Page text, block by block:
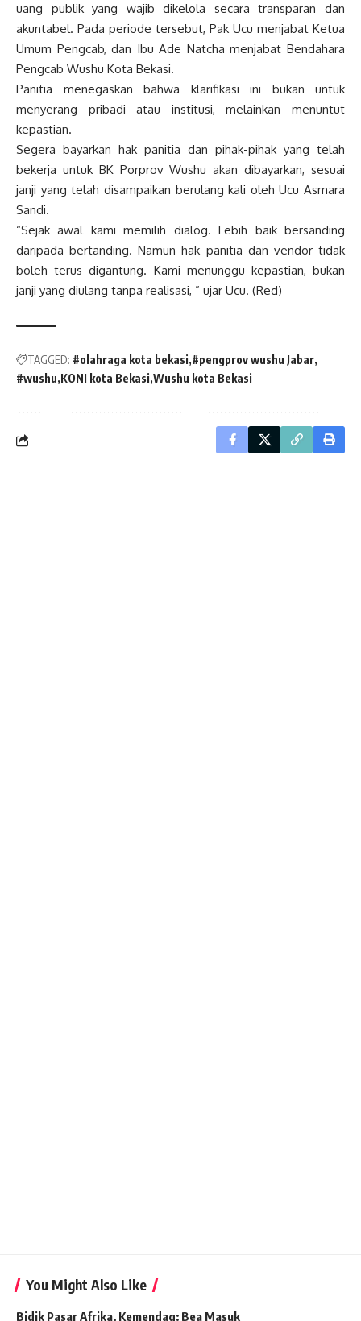
uang publik yang wajib dikelola secara transparan dan
akuntabel. Pada periode tersebut, Pak Ucu menjabat Ketua
Umum Pengcab, dan Ibu Ade Natcha menjabat Bendahara
Pengcab Wushu Kota Bekasi.
Panitia menegaskan bahwa klarifikasi ini bukan untuk
menyerang pribadi atau institusi, melainkan menuntut
kepastian.
Segera bayarkan hak panitia dan pihak-pihak yang telah
bekerja untuk BK Porprov Wushu akan dibayarkan, sesuai
janji yang telah disampaikan berulang kali oleh Ucu Asmara
Sandi.
“Sejak awal kami memilih dialog. Lebih baik bersanding
daripada bertanding. Namun hak panitia dan vendor tidak
boleh terus digantung. Kami menunggu kepastian, bukan
janji yang diulang tanpa realisasi, ” ujar Ucu. (Red)
TAGGED: #olahraga kota bekasi #pengprov wushu Jabar
#wushu KONI kota Bekasi Wushu kota Bekasi
You Might Also Like
Bidik Pasar Afrika, Kemendag: Bea Masuk